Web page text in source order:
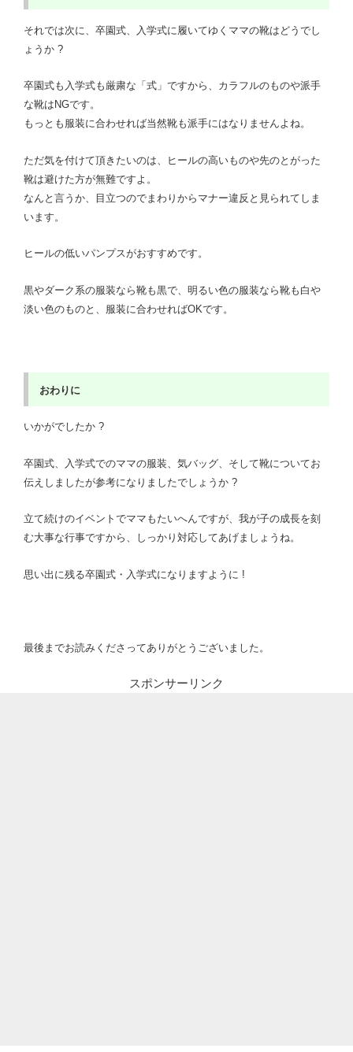
それでは次に、卒園式、入学式に履いてゆくママの靴はどうでし
ょうか ?
卒園式も入学式も厳粛な「式」ですから、カラフルのものや派手
な靴はNGです。
もっとも服装に合わせれば当然靴も派手にはなりませんよね。
ただ気を付けて頂きたいのは、ヒールの高いものや先のとがった
靴は避けた方が無難ですよ。
なんと言うか、目立つのでまわりからマナー違反と見られてしま
います。
ヒールの低いパンプスがおすすめです。
黒やダーク系の服装なら靴も黒で、明るい色の服装なら靴も白や
淡い色のものと、服装に合わせればOKです。
おわりに
いかがでしたか ?
卒園式、入学式でのママの服装、気バッグ、そして靴についてお
伝えしましたが参考になりましたでしょうか ?
立て続けのイベントでママもたいへんですが、我が子の成長を刻
む大事な行事ですから、しっかり対応してあげましょうね。
思い出に残る卒園式・入学式になりますように !
最後までお読みくださってありがとうございました。
スポンサーリンク